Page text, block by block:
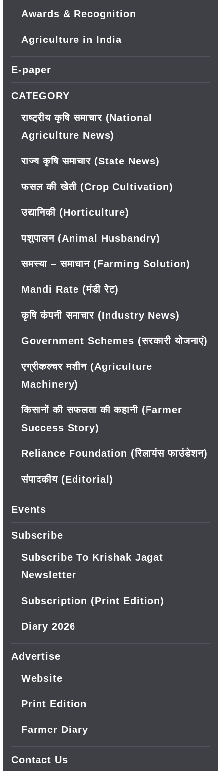
Awards & Recognition
Agriculture in India
E-paper
CATEGORY
राष्ट्रीय कृषि समाचार (National
Agriculture News)
राज्य कृषि समाचार (State News)
फसल की खेती (Crop Cultivation)
उद्यानिकी (Horticulture)
पशुपालन (Animal Husbandry)
समस्या – समाधान (Farming Solution)
Mandi Rate (मंडी रेट)
कृषि कंपनी समाचार (Industry News)
Government Schemes (सरकारी योजनाएं)
एग्रीकल्चर मशीन (Agriculture
Machinery)
किसानों की सफलता की कहानी (Farmer
Success Story)
Reliance Foundation (रिलायंस फाउंडेशन)
संपादकीय (Editorial)
Events
Subscribe
Subscribe To Krishak Jagat
Newsletter
Subscription (Print Edition)
Diary 2026
Advertise
Website
Print Edition
Farmer Diary
Contact Us